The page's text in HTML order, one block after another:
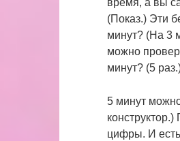
время, а вы
(Показ.) Эти
минут? (На 3
можно
минут? (5
5 минут
цифры. И есть